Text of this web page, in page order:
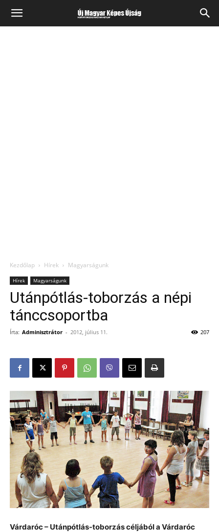
Kezdőlap Hírek Magyarságunk
Hírek Magyarságunk
Utánpótlás-toborzás a népi
tánccsoportba
Írta: Adminisztrátor - 2012, július 11. 207
Várdaróc – Utánpótlás-toborzás céljából a Várdaróc